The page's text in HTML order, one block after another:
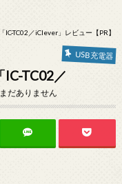
TC02／iClever」レビュー【PR】
USB充電器
TC02／
だありません